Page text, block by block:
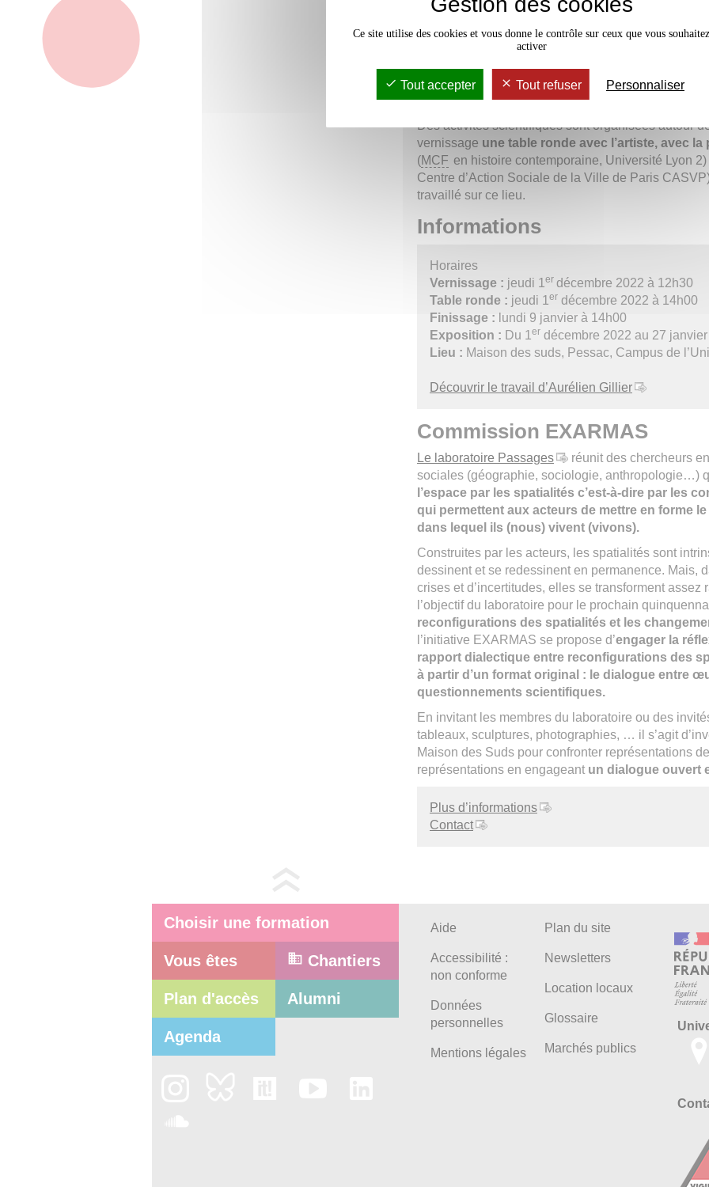
c’est dans ce contexte de transition qu’Aurélien
Cette exposition proposeune rencontre et un
grand nombre des enjeux des changements
spatialités.
La table ronde
Des activités scientifiques sont organisées autour
vernissage une table ronde avec l’artiste, avec
(MCF en histoire contemporaine, Université Lyon 2)
Centre d’Action Sociale de la Ville de Paris
travaillé sur ce lieu.
Informations
Horaires
Vernissage : jeudi 1 er décembre 2022 à 12h30
Table ronde : jeudi 1 er décembre 2022 à 14h00
Finissage : lundi 9 janvier à 14h00
Exposition : Du 1 er décembre 2022 au 27
Lieu : Maison des suds, Pessac, Campus de
Découvrir le travail d’Aurélien Gillier
Commission EXARMAS
Le laboratoire Passages
réunit des chercheurs
sociales (géographie, sociologie, anthropologie…)
l’espace par les spatialités c’est-à-dire par les
qui permettent aux acteurs de mettre en forme
dans lequel ils (nous) vivent (vivons).
Construites par les acteurs, les spatialités sont
dessinent et se redessinent en permanence. Mais,
crises et d’incertitudes, elles se transforment assez
l’objectif du laboratoire pour le prochain
reconfigurations des spatialités et les
l’initiative EXARMAS se propose d’engager la
rapport dialectique entre reconfigurations des
à partir d’un format original : le dialogue entre
questionnements scientifiques.
En invitant les membres du laboratoire ou des
tableaux, sculptures, photographies, … il s’agit
Maison des Suds pour confronter représentations
représentations en engageant un dialogue ouvert
Plus d’informations
Contact
Choisir une formation
Vous êtes Chantiers
Plan d'accès Alumni
Agenda
Aide
Accessibilité :
non conforme
Données
personnelles
Mentions légales
Plan du site
Newsletters
Location locaux
Glossaire
Marchés publics
Ce site utilise des cookies et vous donne le contrôle sur ceux que vous souhaitez
activer
Tout accepter Tout refuser Personnaliser